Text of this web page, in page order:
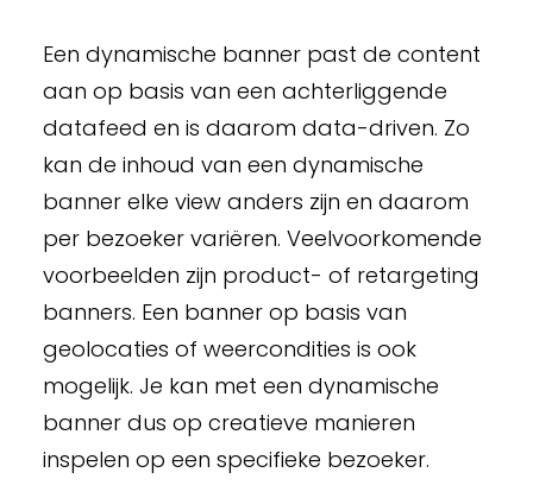
Een dynamische banner past de content
aan op basis van een achterliggende
datafeed en is daarom data-driven. Zo
kan de inhoud van een dynamische
banner elke view anders zijn en daarom
per bezoeker variëren. Veelvoorkomende
voorbeelden zijn product- of retargeting
banners. Een banner op basis van
geolocaties of weercondities is ook
mogelijk. Je kan met een dynamische
banner dus op creatieve manieren
inspelen op een specifieke bezoeker.